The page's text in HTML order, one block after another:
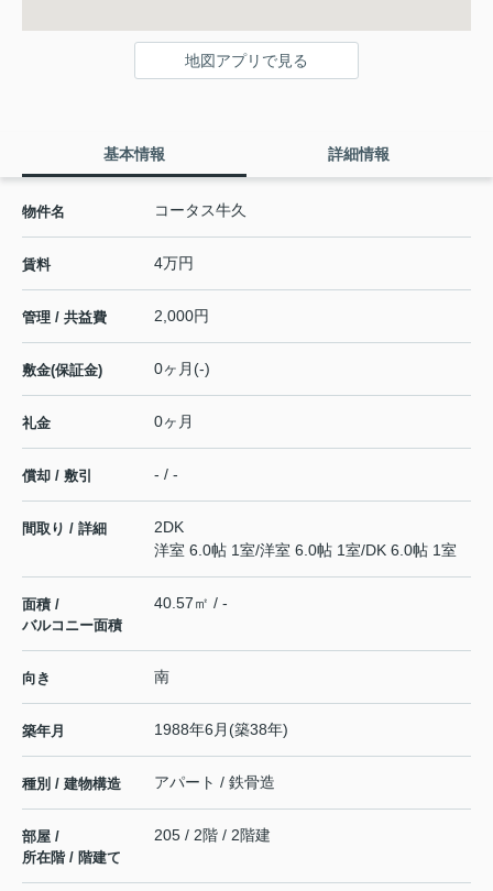
地図アプリで見る
基本情報 詳細情報
物件名 コータス牛久
賃料 4万円
管理 / 共益費 2,000円
敷金(保証金) 0ヶ月(-)
礼金 0ヶ月
償却 / 敷引 - / -
間取り / 詳細
2DK
洋室 6.0帖 1室/洋室 6.0帖 1室/DK 6.0帖 1室
面積 /
バルコニー面積
40.57㎡ / -
向き 南
築年月 1988年6月(築38年)
種別 / 建物構造 アパート / 鉄骨造
部屋 /
所在階 / 階建て
205 / 2階 / 2階建